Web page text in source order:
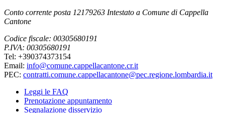
Conto corrente posta 12179263 Intestato a Comune di Cappella
Cantone
Codice fiscale: 00305680191
P.IVA: 00305680191
Tel: +390374373154
Email: info@comune.cappellacantone.cr.it
PEC: contratti.comune.cappellacantone@pec.regione.lombardia.it
Leggi le FAQ
Prenotazione appuntamento
Segnalazione disservizio